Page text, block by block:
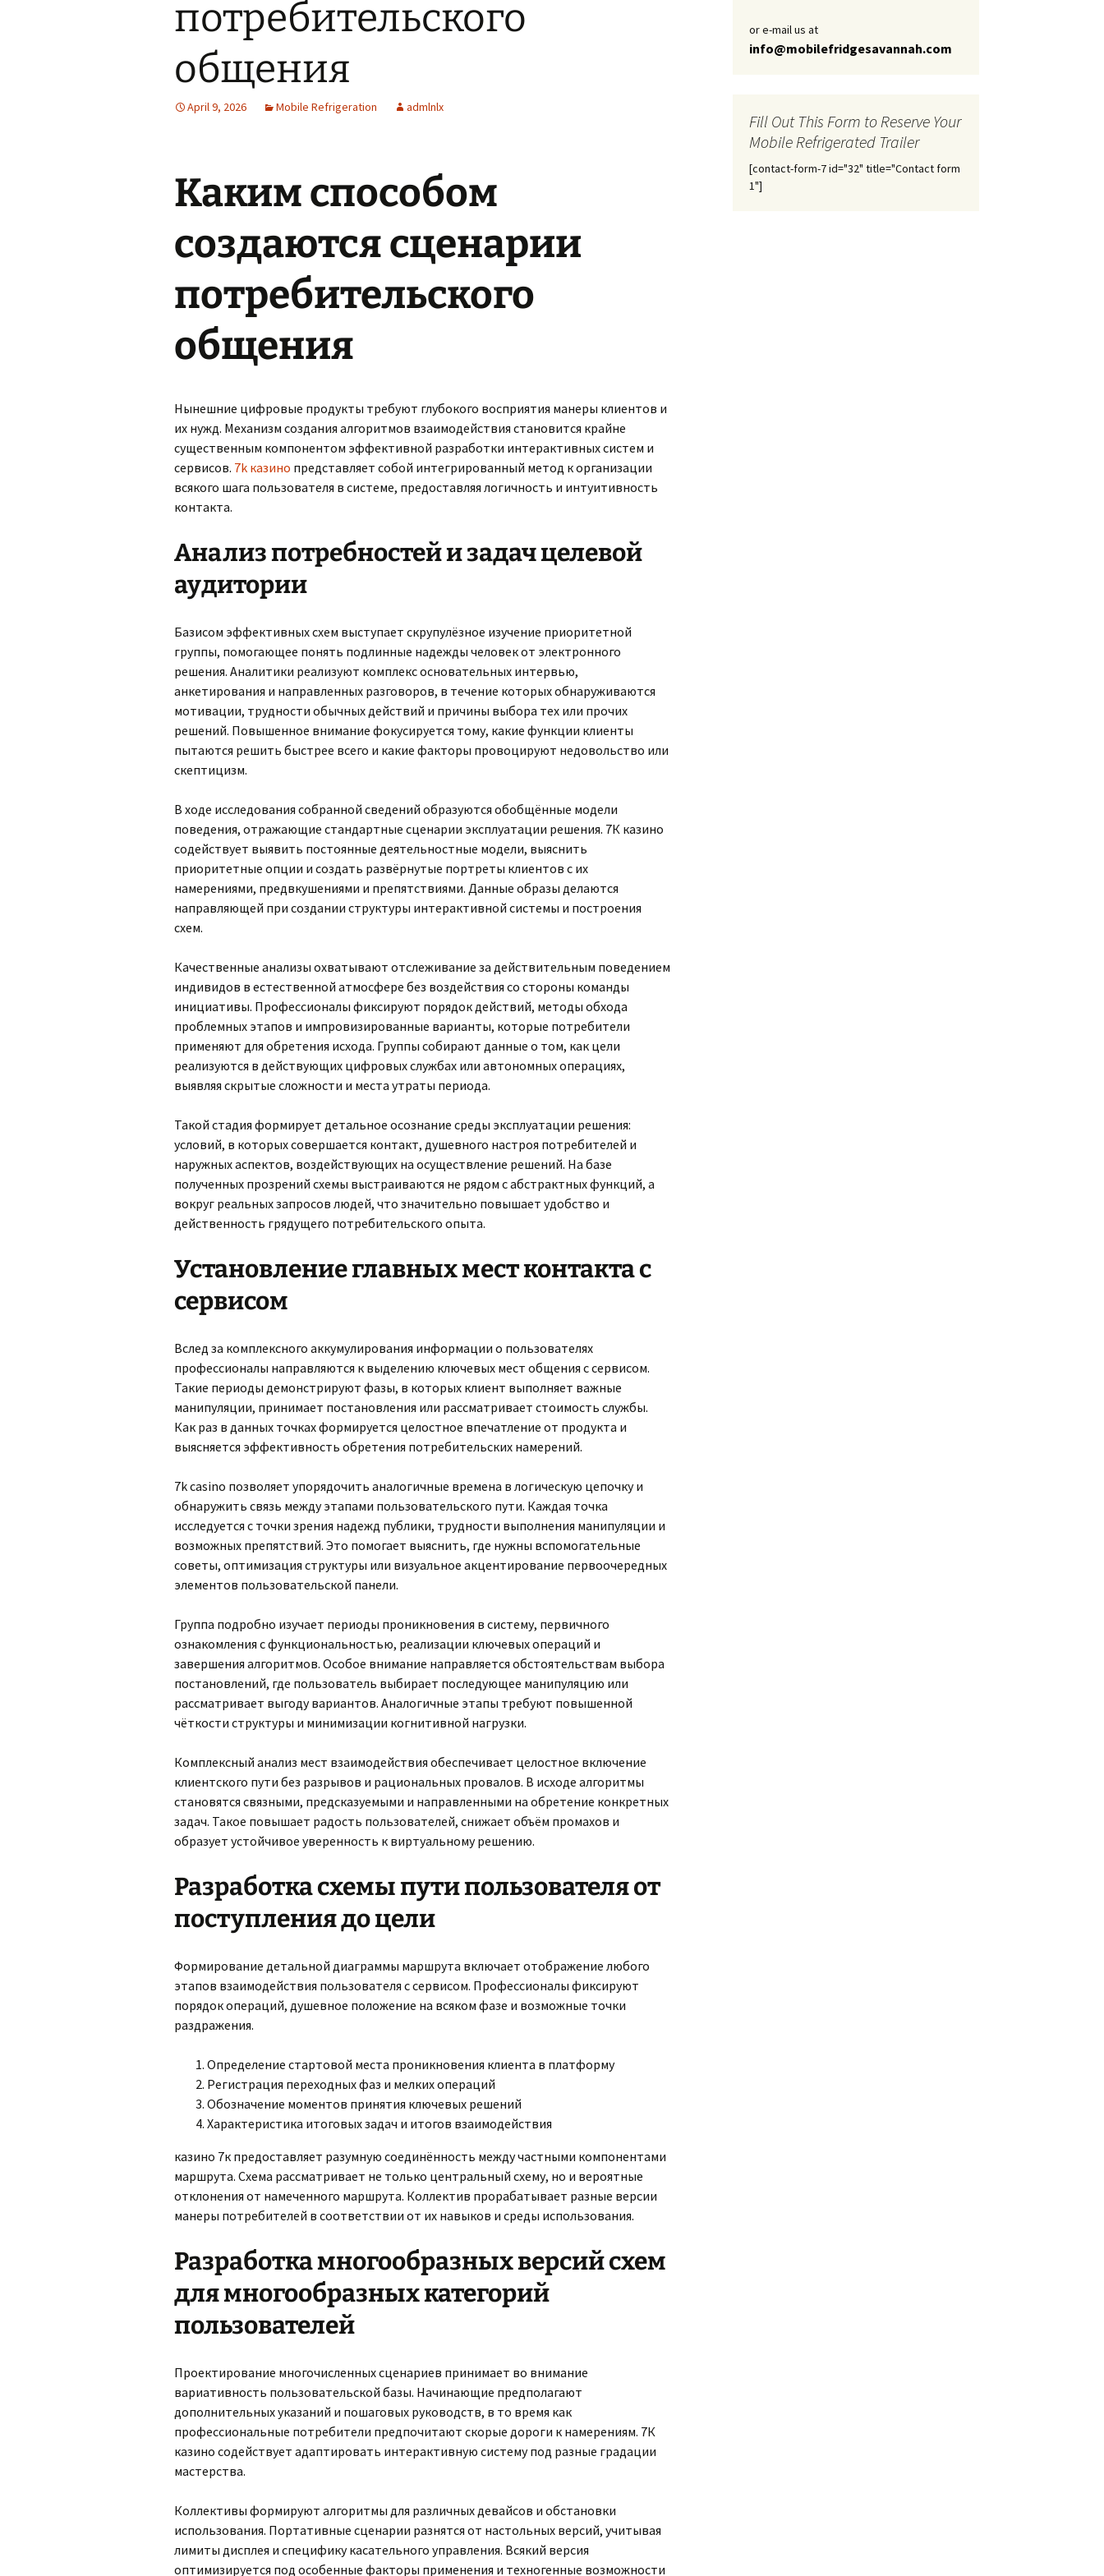
потребительского
общения
April 9, 2026 Mobile Refrigeration admlnlx
Каким способом
создаются сценарии
потребительского
общения
Нынешние цифровые продукты требуют глубокого восприятия манеры клиентов и
их нужд. Механизм создания алгоритмов взаимодействия становится крайне
существенным компонентом эффективной разработки интерактивных систем и
сервисов. 7k казино представляет собой интегрированный метод к организации
всякого шага пользователя в системе, предоставляя логичность и интуитивность
контакта.
Анализ потребностей и задач целевой
аудитории
Базисом эффективных схем выступает скрупулёзное изучение приоритетной
группы, помогающее понять подлинные надежды человек от электронного
решения. Аналитики реализуют комплекс основательных интервью,
анкетирования и направленных разговоров, в течение которых обнаруживаются
мотивации, трудности обычных действий и причины выбора тех или прочих
решений. Повышенное внимание фокусируется тому, какие функции клиенты
пытаются решить быстрее всего и какие факторы провоцируют недовольство или
скептицизм.
В ходе исследования собранной сведений образуются обобщённые модели
поведения, отражающие стандартные сценарии эксплуатации решения. 7К казино
содействует выявить постоянные деятельностные модели, выяснить
приоритетные опции и создать развёрнутые портреты клиентов с их
намерениями, предвкушениями и препятствиями. Данные образы делаются
направляющей при создании структуры интерактивной системы и построения
схем.
Качественные анализы охватывают отслеживание за действительным поведением
индивидов в естественной атмосфере без воздействия со стороны команды
инициативы. Профессионалы фиксируют порядок действий, методы обхода
проблемных этапов и импровизированные варианты, которые потребители
применяют для обретения исхода. Группы собирают данные о том, как цели
реализуются в действующих цифровых службах или автономных операциях,
выявляя скрытые сложности и места утраты периода.
Такой стадия формирует детальное осознание среды эксплуатации решения:
условий, в которых совершается контакт, душевного настроя потребителей и
наружных аспектов, воздействующих на осуществление решений. На базе
полученных прозрений схемы выстраиваются не рядом с абстрактных функций, а
вокруг реальных запросов людей, что значительно повышает удобство и
действенность грядущего потребительского опыта.
Установление главных мест контакта с
сервисом
Вслед за комплексного аккумулирования информации о пользователях
профессионалы направляются к выделению ключевых мест общения с сервисом.
Такие периоды демонстрируют фазы, в которых клиент выполняет важные
манипуляции, принимает постановления или рассматривает стоимость службы.
Как раз в данных точках формируется целостное впечатление от продукта и
выясняется эффективность обретения потребительских намерений.
7k casino позволяет упорядочить аналогичные времена в логическую цепочку и
обнаружить связь между этапами пользовательского пути. Каждая точка
исследуется с точки зрения надежд публики, трудности выполнения манипуляции и
возможных препятствий. Это помогает выяснить, где нужны вспомогательные
советы, оптимизация структуры или визуальное акцентирование первоочередных
элементов пользовательской панели.
Группа подробно изучает периоды проникновения в систему, первичного
ознакомления с функциональностью, реализации ключевых операций и
завершения алгоритмов. Особое внимание направляется обстоятельствам выбора
постановлений, где пользователь выбирает последующее манипуляцию или
рассматривает выгоду вариантов. Аналогичные этапы требуют повышенной
чёткости структуры и минимизации когнитивной нагрузки.
Комплексный анализ мест взаимодействия обеспечивает целостное включение
клиентского пути без разрывов и рациональных провалов. В исходе алгоритмы
становятся связными, предсказуемыми и направленными на обретение конкретных
задач. Такое повышает радость пользователей, снижает объём промахов и
образует устойчивое уверенность к виртуальному решению.
Разработка схемы пути пользователя от
поступления до цели
Формирование детальной диаграммы маршрута включает отображение любого
этапов взаимодействия пользователя с сервисом. Профессионалы фиксируют
порядок операций, душевное положение на всяком фазе и возможные точки
раздражения.
Определение стартовой места проникновения клиента в платформу
Регистрация переходных фаз и мелких операций
Обозначение моментов принятия ключевых решений
Характеристика итоговых задач и итогов взаимодействия
казино 7к предоставляет разумную соединённость между частными компонентами
маршрута. Схема рассматривает не только центральный схему, но и вероятные
отклонения от намеченного маршрута. Коллектив прорабатывает разные версии
манеры потребителей в соответствии от их навыков и среды использования.
Разработка многообразных версий схем
для многообразных категорий
пользователей
Проектирование многочисленных сценариев принимает во внимание
вариативность пользовательской базы. Начинающие предполагают
дополнительных указаний и пошаговых руководств, в то время как
профессиональные потребители предпочитают скорые дороги к намерениям. 7К
казино содействует адаптировать интерактивную систему под разные градации
мастерства.
Коллективы формируют алгоритмы для различных девайсов и обстановки
использования. Портативные сценарии разнятся от настольных версий, учитывая
лимиты дисплея и специфику касательного управления. Всякий версия
оптимизируется под особенные факторы применения и техногенные возможности
or e-mail us at
info@mobilefridgesavannah.com
Fill Out This Form to Reserve Your
Mobile Refrigerated Trailer
[contact-form-7 id="32" title="Contact form
1"]